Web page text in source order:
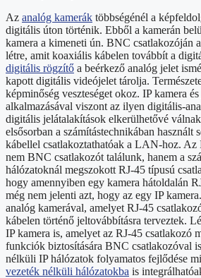
Az analóg kamerák többségénél a
digitális úton történik. Ebből a kamerán
kamera a kimeneti ún. BNC csatlakozóján
létre, amit koaxiális kábelen továbbít a
digitális rögzítő a beérkező analóg jelet
kapott digitális videójelet tárolja.
képminőség veszteséget okoz. IP kamera és
alkalmazásával viszont az ilyen digitális-
digitális jelátalakítások elkerülhetővé
elsősorban a számítástechnikában használt
kábellel csatlakoztathatóak a LAN-hoz. Az
nem BNC csatlakozót találunk, hanem a
hálózatoknál megszokott RJ-45 típusú
hogy amennyiben egy kamera hátoldalán
még nem jelenti azt, hogy az egy IP
analóg kamerával, amelyet RJ-45
kábelen történő jeltovábbításra terveztek.
IP kamera is, amelyet az RJ-45 csatlakozó
funkciók biztosítására BNC csatlakozóval
nélküli IP hálózatok folyamatos fejlődése
vezeték nélküli hálózatokba is